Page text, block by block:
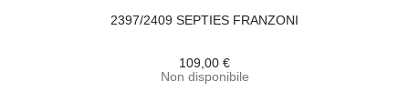
2397/2409 SEPTIES FRANZONI
109,00 €
Non disponibile